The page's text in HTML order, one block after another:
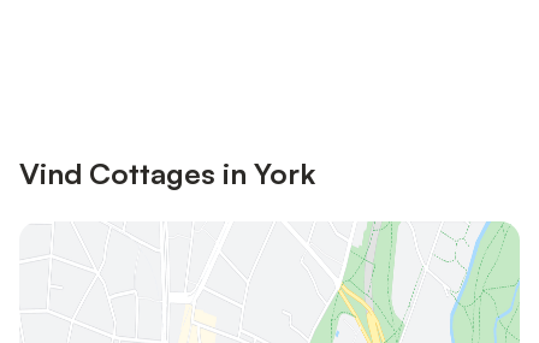
Vind Cottages in York